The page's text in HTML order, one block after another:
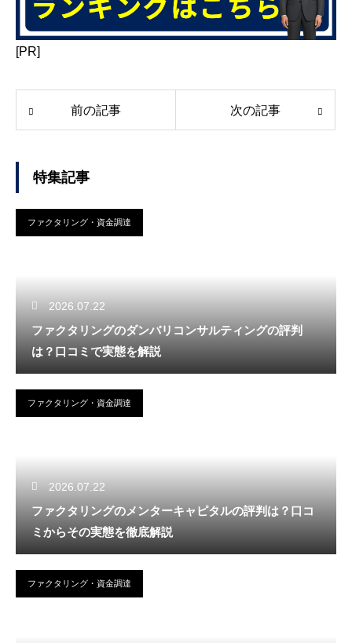
[PR]
前の記事 次の記事
特集記事
ファクタリング・資金調達
2026.07.22
ファクタリングのダンバリコンサルティングの評判
は？口コミで実態を解説
ファクタリング・資金調達
2026.07.22
ファクタリングのメンターキャピタルの評判は？口コ
ミからその実態を徹底解説
ファクタリング・資金調達